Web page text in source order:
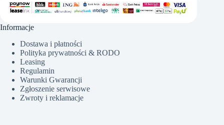
Informacje
Dostawa i płatności
Polityka prywatności & RODO
Leasing
Regulamin
Warunki Gwarancji
Zgłoszenie serwisowe
Zwroty i reklamacje